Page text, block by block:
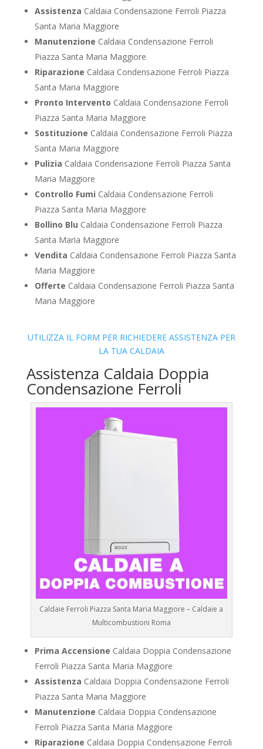
Assistenza Caldaia Condensazione Ferroli Piazza
Santa Maria Maggiore
Manutenzione Caldaia Condensazione Ferroli
Piazza Santa Maria Maggiore
Riparazione Caldaia Condensazione Ferroli Piazza
Santa Maria Maggiore
Pronto Intervento Caldaia Condensazione Ferroli
Piazza Santa Maria Maggiore
Sostituzione Caldaia Condensazione Ferroli Piazza
Santa Maria Maggiore
Pulizia Caldaia Condensazione Ferroli Piazza Santa
Maria Maggiore
Controllo Fumi Caldaia Condensazione Ferroli
Piazza Santa Maria Maggiore
Bollino Blu Caldaia Condensazione Ferroli Piazza
Santa Maria Maggiore
Vendita Caldaia Condensazione Ferroli Piazza Santa
Maria Maggiore
Offerte Caldaia Condensazione Ferroli Piazza Santa
Maria Maggiore
UTILIZZA IL FORM PER RICHIEDERE ASSISTENZA PER
LA TUA CALDAIA
Assistenza Caldaia Doppia
Condensazione Ferroli
Caldaie Ferroli Piazza Santa Maria Maggiore – Caldaie a
Multicombustioni Roma
Prima Accensione Caldaia Doppia Condensazione
Ferroli Piazza Santa Maria Maggiore
Assistenza Caldaia Doppia Condensazione Ferroli
Piazza Santa Maria Maggiore
Manutenzione Caldaia Doppia Condensazione
Ferroli Piazza Santa Maria Maggiore
Riparazione Caldaia Doppia Condensazione Ferroli